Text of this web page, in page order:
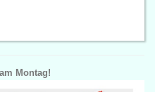
Montag!